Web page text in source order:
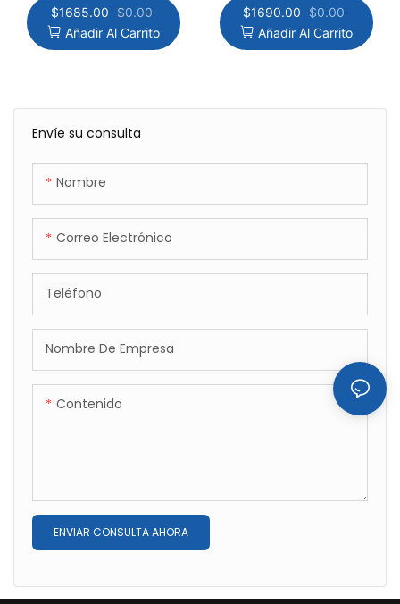
Envíe su consulta
Nombre
Correo Electrónico
Teléfono
Nombre De Empresa
Contenido
ENVIAR CONSULTA AHORA
intenso, claridad VS1,
3,11 ct IGI:780611768
$1685.00 $0.00
Añadir Al Carrito
radiante, claridad
VVS2, 3,12 ct
$1690.00 $0.00
Añadir Al Carrito